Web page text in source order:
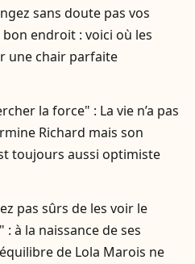
sans doute pas vos
endroit : voici où les
une chair parfaite
la force" : La vie n’a pas
Richard mais son
toujours aussi optimiste
pas sûrs de les voir le
: à la naissance de ses
de Lola Marois ne